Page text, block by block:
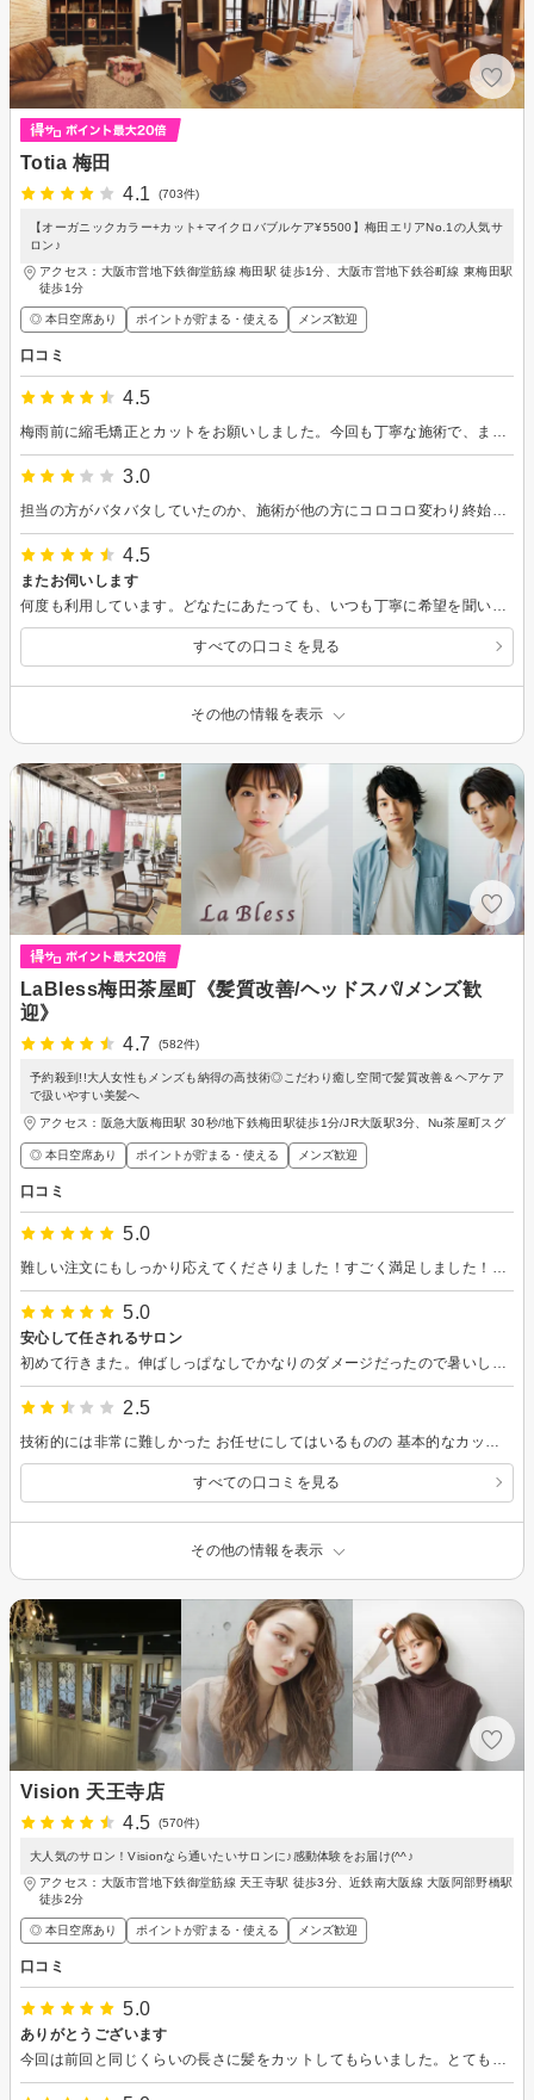
Totia 梅田
4.1
(703件)
【オーガニックカラー+カット+マイクロバブルケア¥5500】梅田エリアNo.1の人気サ
ロン♪
アクセス：大阪市営地下鉄御堂筋線 梅田駅 徒歩1分、大阪市営地下鉄谷町線 東梅田駅
徒歩1分
◎ 本日空席あり ポイントが貯まる・使える メンズ歓迎
口コミ
4.5
3.0
4.5
またお伺いします
すべての口コミを見る
その他の情報を表示
LaBless梅田茶屋町《髪質改善/ヘッドスパ/メンズ歓
迎》
4.7
(582件)
予約殺到!!大人女性もメンズも納得の高技術◎こだわり癒し空間で髪質改善＆ヘアケア
で扱いやすい美髪へ
アクセス：阪急大阪梅田駅 30秒/地下鉄梅田駅徒歩1分/JR大阪駅3分、Nu茶屋町スグ
◎ 本日空席あり ポイントが貯まる・使える メンズ歓迎
口コミ
5.0
5.0
安心して任されるサロン
2.5
すべての口コミを見る
その他の情報を表示
Vision 天王寺店
4.5
(570件)
大人気のサロン！Visionなら通いたいサロンに♪感動体験をお届け(^^♪
アクセス：大阪市営地下鉄御堂筋線 天王寺駅 徒歩3分、近鉄南大阪線 大阪阿部野橋駅
徒歩2分
◎ 本日空席あり ポイントが貯まる・使える メンズ歓迎
口コミ
5.0
ありがとうございます